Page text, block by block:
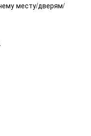
месту/дверям/